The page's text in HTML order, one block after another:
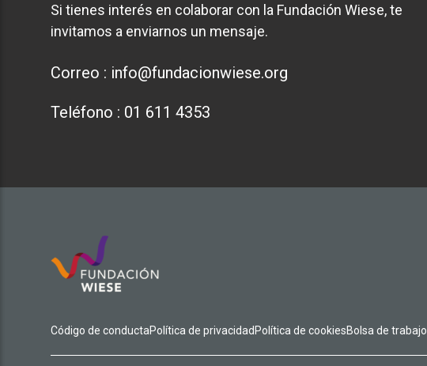
Si tienes interés en colaborar con la Fundación Wiese, te
invitamos a enviarnos un mensaje.
Correo : info@fundacionwiese.org
Teléfono : 01 611 4353
Código de conductaPolítica de privacidad Política de cookiesBolsa de trabajo